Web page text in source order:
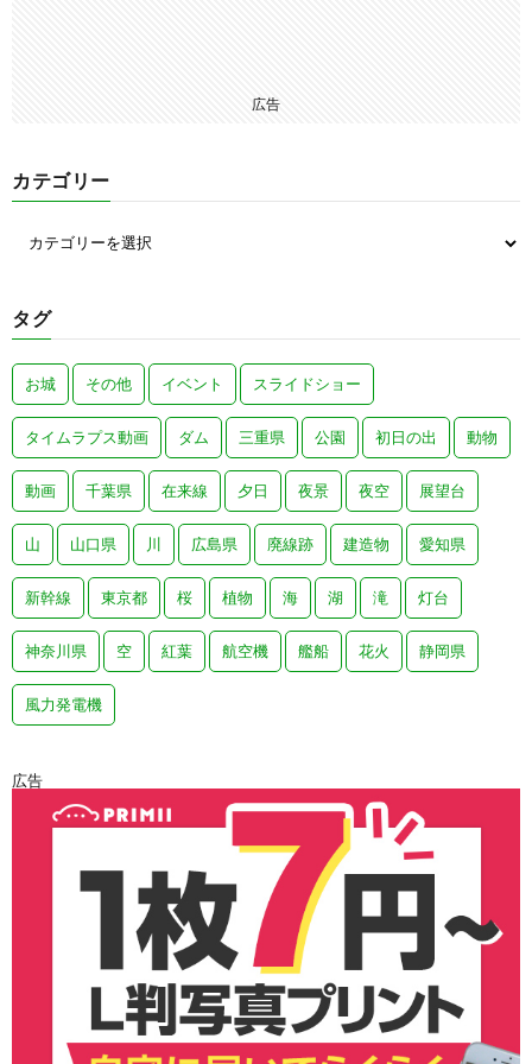
広告
カテゴリー
タグ
お城 その他 イベント スライドショー
タイムラプス動画 ダム 三重県 公園 初日の出 動物
動画 千葉県 在来線 夕日 夜景 夜空 展望台
山 山口県 川 広島県 廃線跡 建造物 愛知県
新幹線 東京都 桜 植物 海 湖 滝 灯台
神奈川県 空 紅葉 航空機 艦船 花火 静岡県
風力発電機
広告